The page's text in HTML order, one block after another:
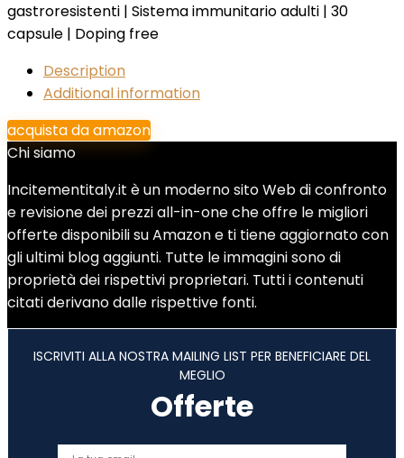
gastroresistenti | Sistema immunitario adulti | 30
capsule | Doping free
Description
Additional information
acquista da amazon
Chi siamo
Incitementitaly.it è un moderno sito Web di confronto
e revisione dei prezzi all-in-one che offre le migliori
offerte disponibili su Amazon e ti tiene aggiornato con
gli ultimi blog aggiunti. Tutte le immagini sono di
proprietà dei rispettivi proprietari. Tutti i contenuti
citati derivano dalle rispettive fonti.
ISCRIVITI ALLA NOSTRA MAILING LIST PER BENEFICIARE DEL
MEGLIO
Offerte